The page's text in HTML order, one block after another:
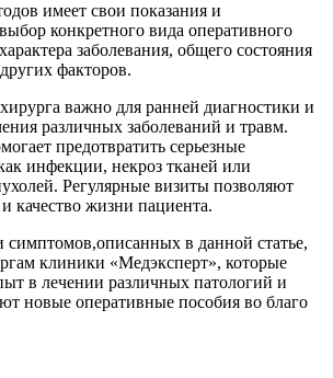
имеет свои показания и
конкретного вида оперативного
заболевания, общего состояния
факторов.
важно для ранней диагностики и
различных заболеваний и травм.
предотвратить серьезные
инфекции, некроз тканей или
Регулярные визиты позволяют
качество жизни пациента.
в данной статье,
клиники «Медэксперт», которые
в лечении различных патологий и
новые оперативные пособия во благо